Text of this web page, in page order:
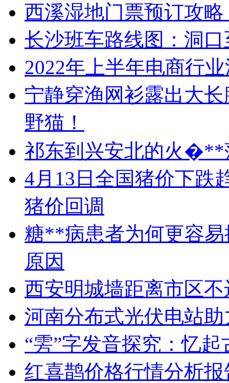
西溪湿地门票预订攻
长沙班车路线图：洞
2022年上半年电商行
宁静穿渔网衫露出大
野猫！
祁东到兴安北的火
4月13日全国猪价下跌
猪价回调
糖**病患者为何更容
原因
西安明城墙距离市区
河南分布式光伏电站
“雱”字发音探究：忆起
红喜鹊价格行情分析报